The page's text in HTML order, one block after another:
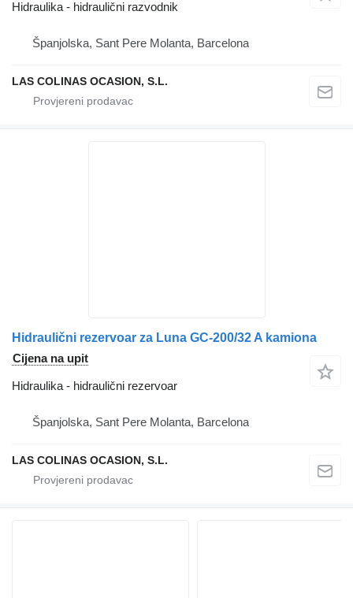
Hidraulika - hidraulični razvodnik
Španjolska, Sant Pere Molanta, Barcelona
LAS COLINAS OCASION, S.L.
Hidraulični rezervoar za Luna GC-200/32 A kamiona
Cijena na upit
Hidraulika - hidraulični rezervoar
Španjolska, Sant Pere Molanta, Barcelona
LAS COLINAS OCASION, S.L.